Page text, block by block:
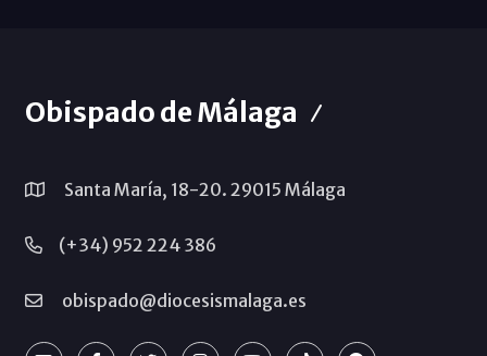
Obispado de Málaga
Santa María, 18-20. 29015 Málaga
(+34) 952 224 386
obispado@diocesismalaga.es